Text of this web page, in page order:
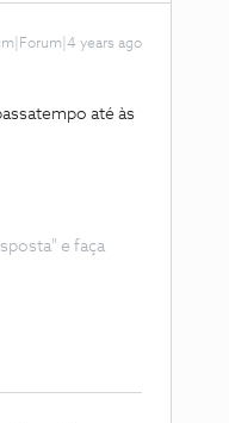
years ago
até às
e faça